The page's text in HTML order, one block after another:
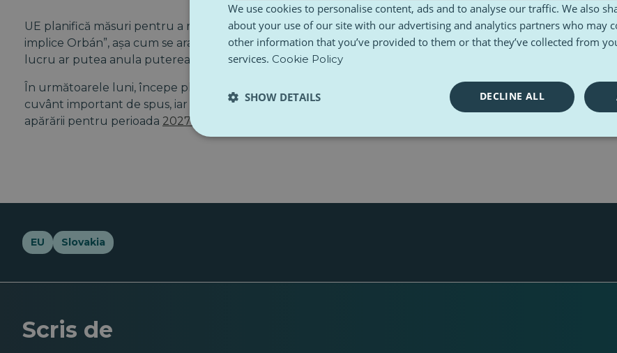
UE planifică măsuri pentru a rezolva viitoarele „probleme” cu Ungaria și Slovacia și are în vedere
implice Orbán”, așa cum se arată în
POLITICO . Efortul comun implică 6 țări pentru a include în legislația
lucru ar putea anula puterea de veto a Ungariei în ceea ce privește sancțiunile în mod specific.
În următoarele luni, începe planificarea unui buget pe termen lung pentru UE. Germania, fiind cea mai
cuvânt important de spus, iar Merz nu se abține să spună că este pregătit să stabilească noi priorități.
apărării pentru perioada 2027-2034
EU Slovakia
Scris de
We use cookies to personalise content, ads and to analyse our traffic. We also
about your use of our site with our advertising and analytics partners who may
other information that you’ve provided to them or that they’ve collected from
services. Cookie Policy
DECLINE ALL
SHOW DETAILS